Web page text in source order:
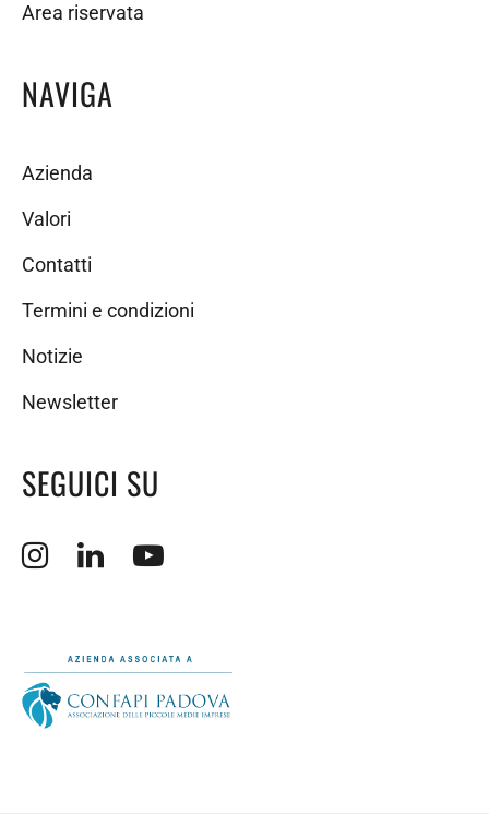
Area riservata
NAVIGA
Azienda
Valori
Contatti
Termini e condizioni
Notizie
Newsletter
SEGUICI SU
Apertura sito esterno in nuova finestra.
Apertura sito esterno in nuova finestra.
Apertura sito esterno in nuova finestra.